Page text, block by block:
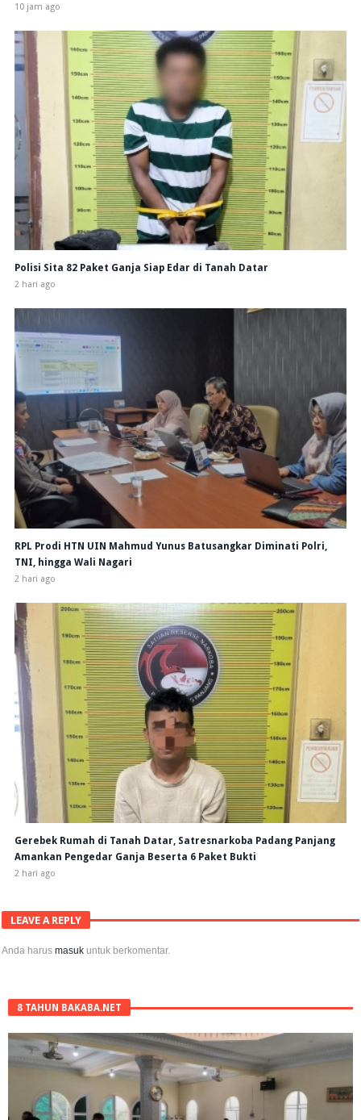
10 jam ago
Polisi Sita 82 Paket Ganja Siap Edar di Tanah Datar
2 hari ago
RPL Prodi HTN UIN Mahmud Yunus Batusangkar Diminati Polri,
TNI, hingga Wali Nagari
2 hari ago
Gerebek Rumah di Tanah Datar, Satresnarkoba Padang Panjang
Amankan Pengedar Ganja Beserta 6 Paket Bukti
2 hari ago
LEAVE A REPLY
Anda harusmasuk untuk berkomentar.
8 TAHUN BAKABA.NET